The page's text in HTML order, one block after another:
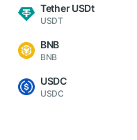
Tether USDt
USDT
BNB
BNB
USDC
USDC